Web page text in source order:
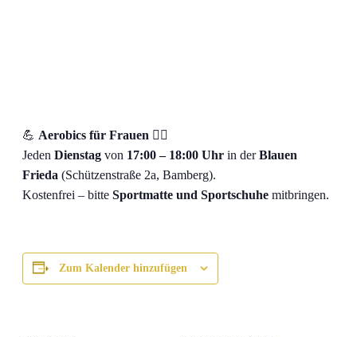
💪 Aerobics für Frauen 🤸‍♀️
Jeden Dienstag von 17:00 – 18:00 Uhr in derBlauen
Frieda (Schützenstraße 2a, Bamberg).
Kostenfrei – bitte Sportmatte und Sportschuhe mitbringen.
Zum Kalender hinzufügen